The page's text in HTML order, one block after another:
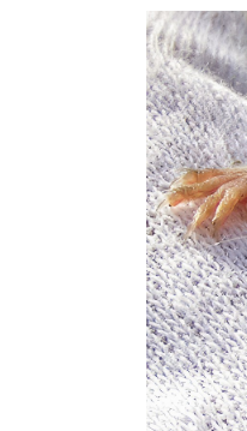
Ver
imagen
más
grande